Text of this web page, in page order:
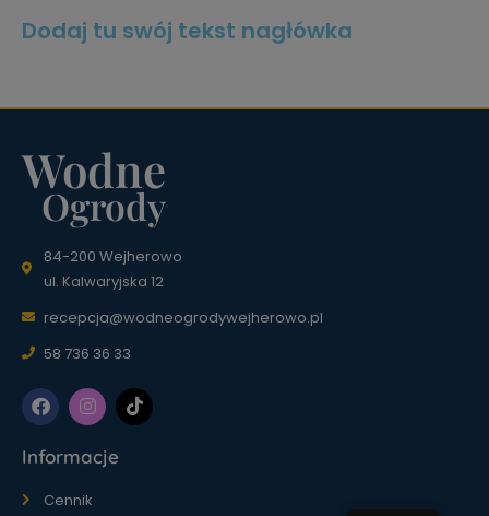
Dodaj tu swój tekst nagłówka
Wodne
Ogrody
84-200 Wejherowo
ul. Kalwaryjska 12
recepcja@wodneogrodywejherowo.pl
58 736 36 33
Informacje
Cennik